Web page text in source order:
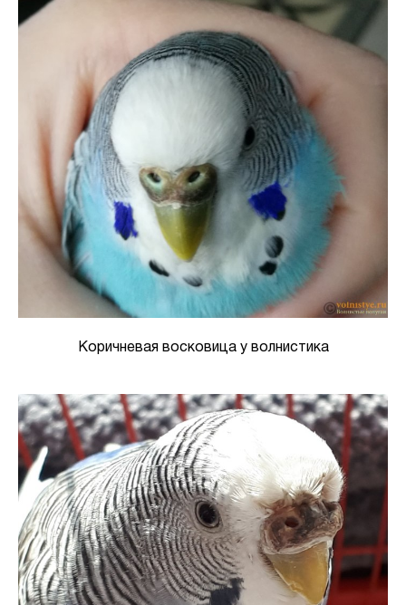
Коричневая восковица у волнистика